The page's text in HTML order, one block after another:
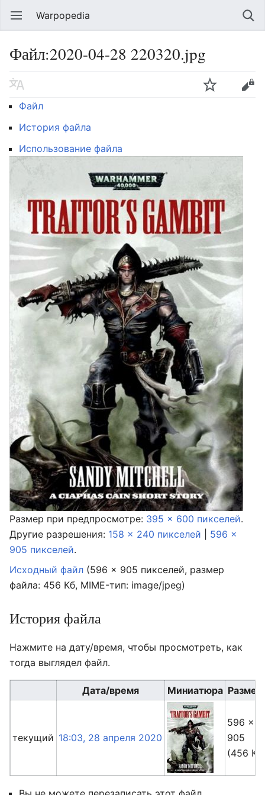
Warpopedia
Файл:2020-04-28 220320.jpg
Файл
История файла
Использование файла
Размер при предпросмотре: 395 × 600 пикселей.
Другие разрешения: 158 × 240 пикселей
596 ×
905 пикселей.
Исходный файл (596 × 905 пикселей, размер
файла: 456 Кб, MIME-тип: image/jpeg)
История файла
Нажмите на дату/время, чтобы просмотреть, как
тогда выглядел файл.
Дата/время Миниатюра
текущий 18:03, 28 апреля 2020
596 ×
905
(456